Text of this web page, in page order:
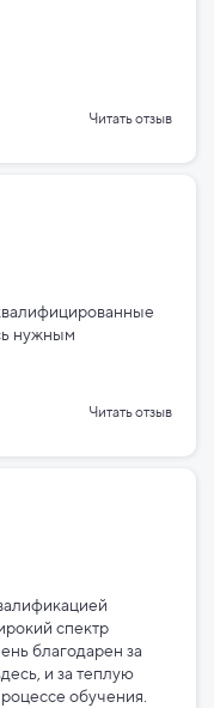
Читать отзыв
нужным
Читать отзыв
спектр
благодарен за
и за теплую
обучения.